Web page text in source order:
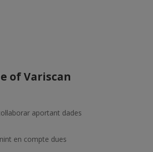
of Variscan
aportant dades
en compte dues